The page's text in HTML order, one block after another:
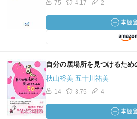
75 4.17 2
自分の居場所を見つけるた
秋山裕美 五十川祐美
14 3.75 4